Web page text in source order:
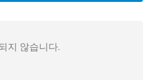
잔의 커피가 주는 여유를 느끼며
정적으로 말하기는 어렵습니다.
지 않습니다.